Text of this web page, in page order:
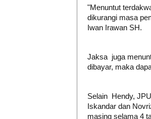
"Menuntut
dikurangi masa
Iwan Irawan SH.
Jaksa juga
dibayar, maka
Selain Hendy,
Iskandar dan
masing selama 4